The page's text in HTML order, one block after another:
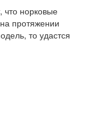
что норковые
протяжении
то удастся